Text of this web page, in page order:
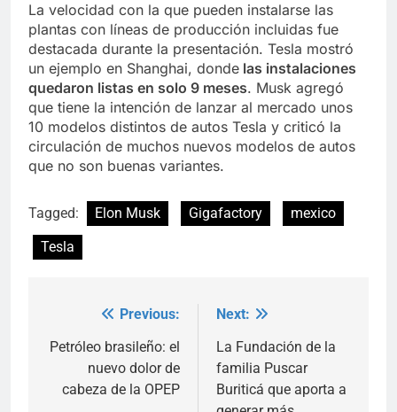
La velocidad con la que pueden instalarse las
plantas con líneas de producción incluidas fue
destacada durante la presentación. Tesla mostró
un ejemplo en Shanghai, donde las instalaciones
quedaron listas en solo 9 meses. Musk agregó
que tiene la intención de lanzar al mercado unos
10 modelos distintos de autos Tesla y criticó la
circulación de muchos nuevos modelos de autos
que no son buenas variantes.
Tagged: Elon Musk Gigafactory
mexico
Tesla
navigation
Previous:
Petróleo brasileño: el
nuevo dolor de
cabeza de la OPEP
Next:
La Fundación de la
familia Puscar
Buriticá que aporta a